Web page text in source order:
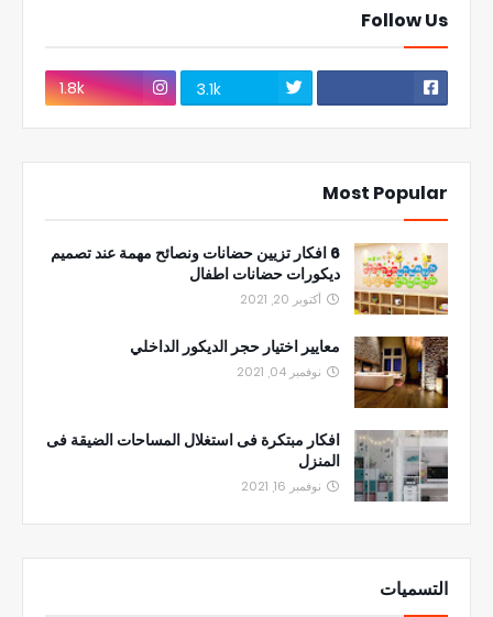
Follow Us
3.1k
1.8k
Most Popular
6 افكار تزيين حضانات ونصائح مهمة عند تصميم
ديكورات حضانات اطفال
أكتوبر 20, 2021
معايير اختيار حجر الديكور الداخلي
نوفمبر 04, 2021
افكار مبتكرة فى استغلال المساحات الضيقة فى
المنزل
نوفمبر 16, 2021
التسميات